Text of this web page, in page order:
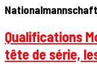
Nationalmannschaft
Qualifications
tête de série,